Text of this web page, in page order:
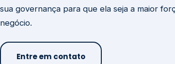
Missão